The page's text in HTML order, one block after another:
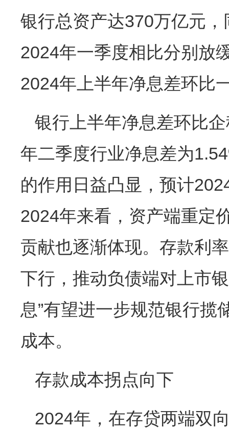
银行总资产达370万亿元
2024年一季度相比分别放
2024年上半年净息差环比
银行上半年净息差环比
年二季度行业净息差为
的作用日益凸显，预计
2024年来看，资产端重定
贡献也逐渐体现。存款利
下行，推动负债端对上市
息”有望进一步规范银行揽
成本。
存款成本拐点向下
2024年，在存贷两端双